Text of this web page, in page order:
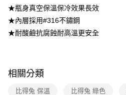
★瓶身真空保溫保冷效果長效
★內層採用#316不鏽鋼
★耐酸鹼抗腐蝕耐高溫更安全
相關分類
比得兔 保溫 比得兔 綠色